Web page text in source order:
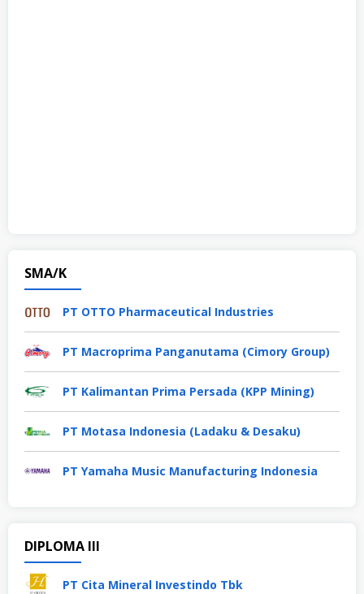
SMA/K
PT OTTO Pharmaceutical Industries
PT Macroprima Panganutama (Cimory Group)
PT Kalimantan Prima Persada (KPP Mining)
PT Motasa Indonesia (Ladaku & Desaku)
PT Yamaha Music Manufacturing Indonesia
DIPLOMA III
PT Cita Mineral Investindo Tbk